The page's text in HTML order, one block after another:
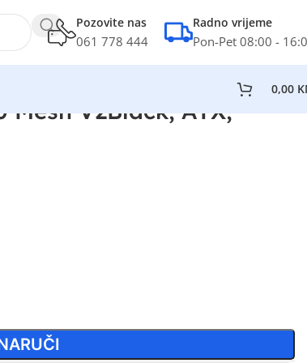
Pozovite nas
061 778 444
Radno vrijeme
Pon-Pet 08:00 -
0,00
Mesh V2Black, ATX,